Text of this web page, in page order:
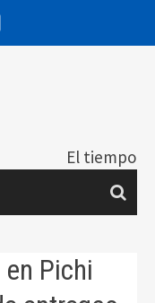
El tiempo
Pichi